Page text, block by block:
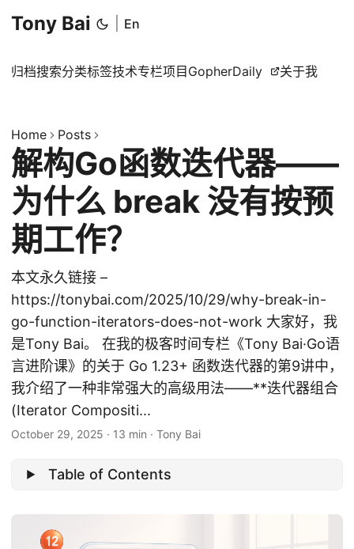
Tony Bai En
归档搜索分类标签技术专栏项目 GopherDaily 关于我
Home Posts
解构Go函数迭代器——
为什么 break 没有按预
期工作？
本文永久链接 –
https://tonybai.com/2025/10/29/why-break-in-
go-function-iterators-does-not-work 大家好，我
是Tony Bai。 在我的极客时间专栏《Tony Bai·Go语
言进阶课》的关于 Go 1.23+ 函数迭代器的第9讲中，
我介绍了一种非常强大的高级用法——**迭代器组合
(Iterator Compositi...
October 29, 2025 · 13 min · Tony Bai
Table of Contents